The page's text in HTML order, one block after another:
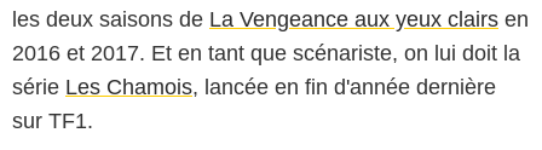
les deux saisons de La Vengeance aux yeux clairs en
2016 et 2017. Et en tant que scénariste, on lui doit la
série Les Chamois, lancée en fin d'année dernière
sur TF1.